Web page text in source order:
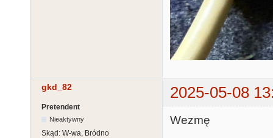
gkd_82 2025-05-08
Pretendent
Nieaktywny
Skąd: W-wa, Bródno
Wezmę